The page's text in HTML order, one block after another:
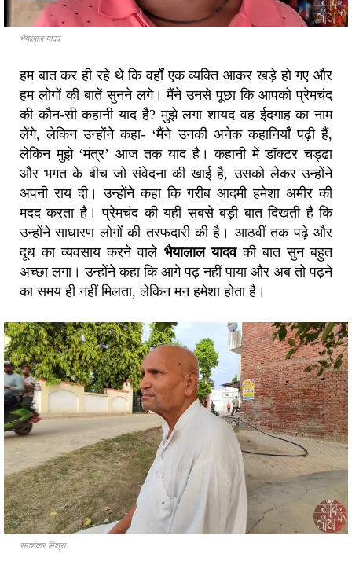
भैयालाल यादव
हम बात कर ही रहे थे कि वहाँ एक व्यक्ति आकर खड़े हो गए और
हम लोगों की बातें सुनने लगे। मैंने उनसे पूछा कि आपको प्रेमचंद
की कौन-सी कहानी याद है? मुझे लगा शायद वह ईदगाह का नाम
लेंगे, लेकिन उन्होंने कहा- ‘मैंने उनकी अनेक कहानियाँ पढ़ी हैं,
लेकिन मुझे ‘मंत्र’ आज तक याद है। कहानी में डॉक्टर चड्ढा
और भगत के बीच जो संवेदना की खाई है, उसको लेकर उन्होंने
अपनी राय दी। उन्होंने कहा कि गरीब आदमी हमेशा अमीर की
मदद करता है। प्रेमचंद की यही सबसे बड़ी बात दिखती है कि
उन्होंने साधारण लोगों की तरफदारी की है। आठवीं तक पढ़े और
दूध का व्यवसाय करने वाले भैयालाल यादवकी बात सुन बहुत
अच्छा लगा। उन्होंने कहा कि आगे पढ़ नहीं पाया और अब तो पढ़ने
का समय ही नहीं मिलता, लेकिन मन हमेशा होता है।
रमाशंकर मिश्रा